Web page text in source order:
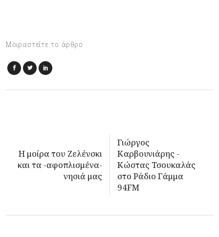
Μοιραστείτε το άρθρο
Η μοίρα του Ζελένσκι
και τα -αφοπλισμένα-
νησιά μας
Γιώργος
Καρβουνιάρης -
Κώστας Τσουκαλάς
στο Ράδιο Γάμμα
94FM